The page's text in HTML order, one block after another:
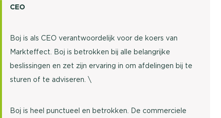
CEO
Boj is als CEO verantwoordelijk voor de koers van
Markteffect. Boj is betrokken bij alle belangrijke
beslissingen en zet zijn ervaring in om afdelingen bij te
sturen of te adviseren. \
Boj is heel punctueel en betrokken. De commerciele